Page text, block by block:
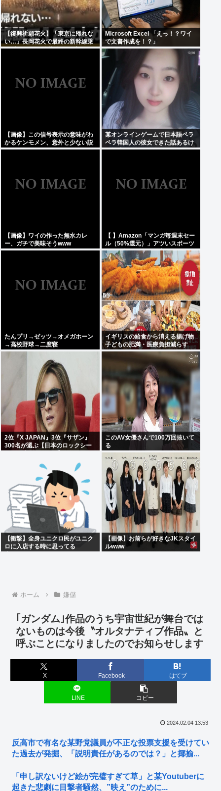
【復興祈願花火】「東京に帰れな
い…」長岡花火で最終の新幹線乗
れず124人が付近施設で一夜明か
Microsoft Excel 「えっ！？ワイ
で文書作成を！？」
【画像】この信号表示の意味がわ
かるケンモメン、意外と少ない説
某オンラインゲームで日本語ペラ
ペラ韓国人の彼女できた話あるけ
ど興味ある？
【画像】ワイの作った無水カレ
ー、ガチで美味そうwww
【 】Amazon「マンガ毎週末セー
ル（50%還元）」アツいスポーツ
マンガ祭り最終日到来！！！
たんプリ→ゼッツ→オメガホーン
→高校野球→二度寝
イギリスの給食から消える揚げ物
子どもの肥満・医療負担減らす
2位『X JAPAN』3位『サザン』
300名が選ぶ【日本のロックシー
このAV女優さんで100万回抜いて
る
【衝撃】全身ユニクロ民がユニク
ロに入店する時に思ってる
【画像】お前らが好きなJKスタイ
ルwww
ホーム 嫌儲
｢ガンダム｣作品のうち宇宙世紀が舞台では
ないものは今後〝オルタナティブ作品〟と
呼ぶことになりましたのでお知らせします
X Facebook はてブ
LINE コピー
2024.02.04 13:53
反高市で有名な某野党議員が不正な投票支援を受けてい
た過去が発掘、「説明責任があるのでは？」と揶揄...
「申し訳ないけど絵が完璧すぎて草」と某Youtuberに
起きた悲劇に目撃者騒然、”映え”のために...